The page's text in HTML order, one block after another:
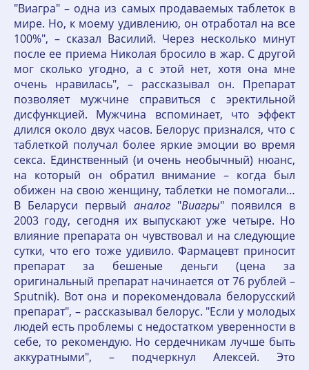
"Виагра" – одна из самых продаваемых таблеток в
мире. Но, к моему удивлению, он отработал на все
100%", – сказал Василий. Через несколько минут
после ее приема Николая бросило в жар. С другой
мог сколько угодно, а с этой нет, хотя она мне
очень нравилась", – рассказывал он. Препарат
позволяет мужчине справиться с эректильной
дисфункцией. Мужчина вспоминает, что эффект
длился около двух часов. Белорус признался, что с
таблеткой получал более яркие эмоции во время
секса. Единственный (и очень необычный) нюанс,
на который он обратил внимание – когда был
обижен на свою женщину, таблетки не помогали…
В Беларуси первый аналог"Виагры" появился в
2003 году, сегодня их выпускают уже четыре. Но
влияние препарата он чувствовал и на следующие
сутки, что его тоже удивило. Фармацевт приносит
препарат за бешеные деньги (цена за
оригинальный препарат начинается от 76 рублей –
Sputnik). Вот она и порекомендовала белорусский
препарат", – рассказывал белорус. "Если у молодых
людей есть проблемы с недостатком уверенности в
себе, то рекомендую. Но сердечникам лучше быть
аккуратными", – подчеркнул Алексей. Это